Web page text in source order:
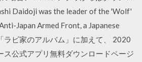
Daidoji was the leader of the 'Wolf'
Japan Armed Front, a Japanese
ビ家のアルバム」に加えて、 2020
ス公式アプリ無料ダウンロードページ